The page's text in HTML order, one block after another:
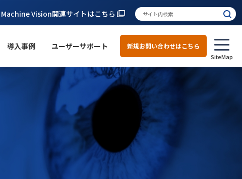
Machine Vision関連サイトはこちら
導入事例 ユーザーサポート 新規お問い合わせはこちら